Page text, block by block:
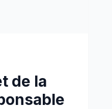
de la